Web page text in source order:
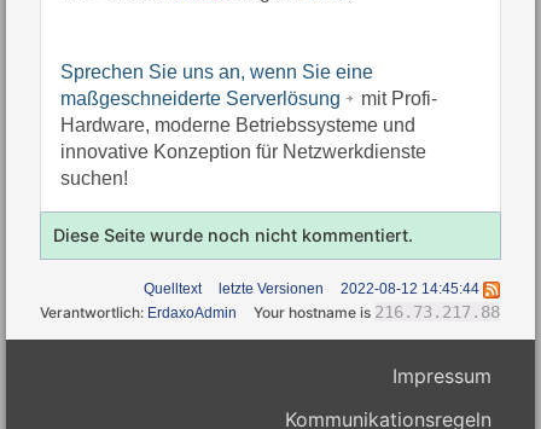
Sprechen Sie uns an, wenn Sie eine
maßgeschneiderte Serverlösung
mit Profi-
Hardware, moderne Betriebssysteme und
innovative Konzeption für Netzwerkdienste
suchen!
Diese Seite wurde noch nicht kommentiert.
Quelltext letzte Versionen 2022-08-12 14:45:44
Verantwortlich: ErdaxoAdmin Your hostname is 216.73.217.88
Impressum
Kommunikationsregeln